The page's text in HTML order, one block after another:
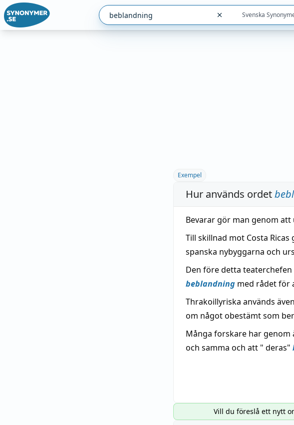
Svenska
Exempel
Hur används ordet
Bevarar gör man genom att
Till skillnad mot Costa
spanska nybyggarna och
Den före detta
beblandning med rådet för
Thrakoillyriska används
om något obestämt som
Många forskare har genom
och samma och att " deras"
Vill du föreslå ett nytt